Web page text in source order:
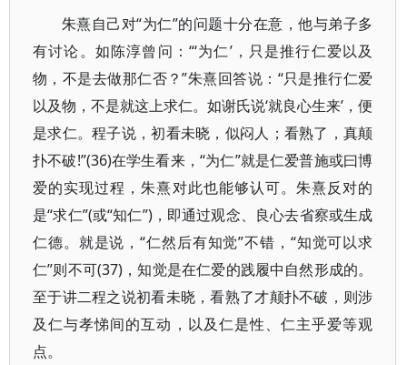
朱熹自己对“为仁”的问题十分在意，他与弟子多
有讨论。如陈淳曾问：“‘为仁’，只是推行仁爱以及
物，不是去做那仁否？”朱熹回答说：“只是推行仁爱
以及物，不是就这上求仁。如谢氏说‘就良心生来’，便
是求仁。程子说，初看未晓，似闷人；看熟了，真颠
扑不破!”(36)在学生看来，“为仁”就是仁爱普施或曰博
爱的实现过程，朱熹对此也能够认可。朱熹反对的
是“求仁”(或“知仁”)，即通过观念、良心去省察或生成
仁德。就是说，“仁然后有知觉”不错，“知觉可以求
仁”则不可(37)，知觉是在仁爱的践履中自然形成的。
至于讲二程之说初看未晓，看熟了才颠扑不破，则涉
及仁与孝悌间的互动，以及仁是性、仁主乎爱等观
点。